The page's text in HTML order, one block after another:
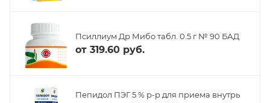
Псиллиум Др Мибо табл. 0.5 г № 90 БАД
от 319.60 руб.
Пепидол ПЭГ 5 % р-р для приема внутрь